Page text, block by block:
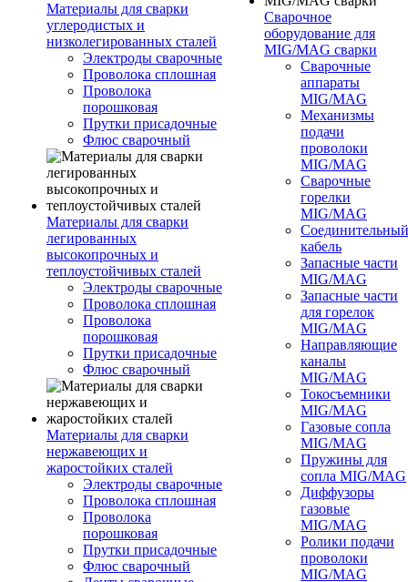
Материалы для сварки
углеродистых и
низколегированных сталей
Электроды сварочные
Проволока сплошная
Проволока
порошковая
Прутки присадочные
Флюс сварочный
Материалы для сварки
легированных
высокопрочных и
теплоустойчивых сталей
Электроды сварочные
Проволока сплошная
Проволока
порошковая
Прутки присадочные
Флюс сварочный
Материалы для сварки
нержавеющих и
жаростойких сталей
Электроды сварочные
Проволока сплошная
Проволока
порошковая
Прутки присадочные
Флюс сварочный
Сварочное
оборудование для
MIG/MAG сварки
Сварочные
аппараты
MIG/MAG
Механизмы
подачи
проволоки
MIG/MAG
Сварочные
горелки
MIG/MAG
Соединительный
кабель
Запасные части
MIG/MAG
Запасные части
для горелок
MIG/MAG
Направляющие
каналы
MIG/MAG
Токосъемники
MIG/MAG
Газовые сопла
MIG/MAG
Пружины для
сопла MIG/MAG
Диффузоры
газовые
MIG/MAG
Ролики подачи
проволоки
MIG/MAG